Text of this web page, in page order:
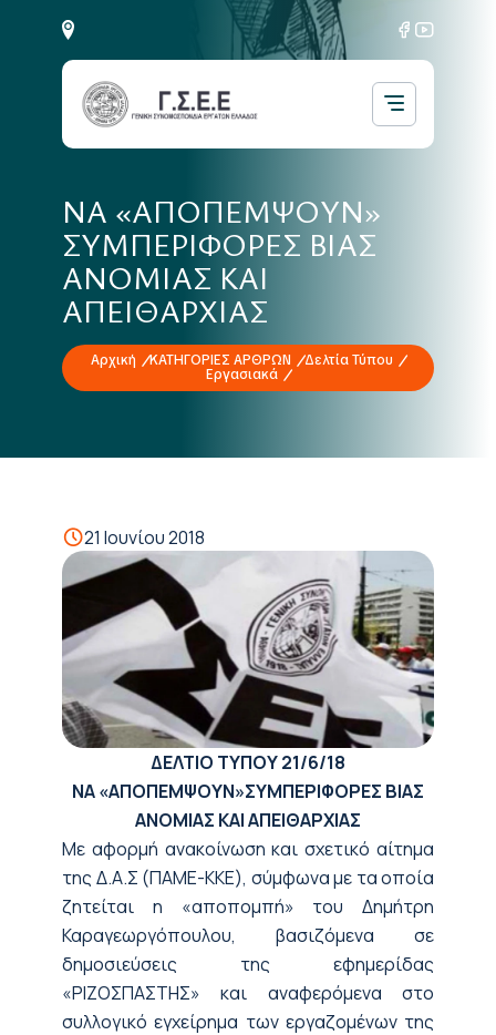
ΝΑ «ΑΠΟΠΕΜΨΟΥΝ»
ΣΥΜΠΕΡΙΦΟΡΕΣ ΒΙΑΣ
ΑΝΟΜΙΑΣ ΚΑΙ
ΑΠΕΙΘΑΡΧΙΑΣ
Αρχική ΚΑΤΗΓΟΡΙΕΣ ΑΡΘΡΩΝ
Δελτία Τύπου
Εργασιακά
21 Ιουνίου 2018
ΔΕΛΤΙΟ ΤΥΠΟΥ21/6/18
ΝΑ «ΑΠΟΠΕΜΨΟΥΝ»ΣΥΜΠΕΡΙΦΟΡΕΣ ΒΙΑΣ
ΑΝΟΜΙΑΣ ΚΑΙ ΑΠΕΙΘΑΡΧΙΑΣ
Με αφορμή ανακοίνωση και σχετικό αίτημα
της Δ.Α.Σ (ΠΑΜΕ-ΚΚΕ), σύμφωνα με τα οποία
ζητείται η «αποπομπή» του Δημήτρη
Καραγεωργόπουλου, βασιζόμενα σε
δημοσιεύσεις της εφημερίδας
«ΡΙΖΟΣΠΑΣΤΗΣ» και αναφερόμενα στο
συλλογικό εγχείρημα των εργαζομένων της